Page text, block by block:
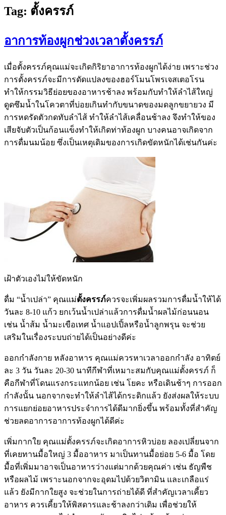
Tag: ตั้งครรภ์
อาการท้องผูกช่วงเวลาตั้งครรภ์
เมื่อตั้งครรภ์คุณแม่จะเกิดกิริยาอาการท้องผูกได้ง่าย เพราะช่วง
การตั้งครรภ์จะมีการดัดแปลงของฮอร์โมนโพรเจสเตอโรน
ทำให้กรรมวิธีย่อยของอาหารช้าลง พร้อมกับทำให้ลำไส้ใหญ่
ดูดซึมน้ำในโควตาที่บ่อยเกินทำกับขนาดของมดลูกขยายวง มี
การหดรัดตัวกดทับลำไส้ ทำให้ลำไส้เคลื่อนช้าลง จึงทำให้ของ
เสียจับตัวเป็นก้อนแข็งทำให้เกิดท่าท้องผูก บางคนอาจเกิดจาก
การดื่มนมน้อย ซึ่งเป็นเหตุเดิมของการเกิดขัดหนักได้เช่นกันค่ะ
เฝ้าตัวเองไม่ให้ขัดหนัก
ดื่ม “น้ำเปล่า” คุณแม่ตั้งครรภ์ควรจะเพิ่มผลรวมการดื่มน้ำให้ได้
วันละ 8-10 แก้ว ยกเว้นน้ำเปล่าแล้วการดื่มน้ำผลไม้ก่อนนอน
เช่น น้ำส้ม น้ำมะเขือเทศ น้ำแอปเปิ้ลหรือน้ำลูกพรุน จะช่วย
เสริมในเรื่องระบบถ่ายได้เป็นอย่างดีค่ะ
ออกกำลังกาย หลังอาหาร คุณแม่ควรหาเวลาออกกำลัง อาทิตย์
ละ 3 วัน วันละ 20-30 นาทีกีฬาที่เหมาะสมกับคุณแม่ตั้งครรภ์ ก็
คือกีฬาที่โดนแรงกระแทกน้อย เช่น โยคะ หรือเดินช้าๆ การออก
กำลังนั้น นอกจากจะทำให้ลำไส้ได้กระดิกแล้ว ยังส่งผลให้ระบบ
การแยกย่อยอาหารประจำการได้ดีมากยิ่งขึ้น พร้อมทั้งที่สำคัญ
ช่วยลดอาการอาการท้องผูกได้ดีค่ะ
เพิ่มกากใย คุณแม่ตั้งครรภ์จะเกิดอาการหิวบ่อย ลองเปลี่ยนจาก
ที่เคยทานมื้อใหญ่ 3 มื้ออาหาร มาเป็นทานมื้อย่อย 5-6 มื้อ โดย
มื้อที่เพิ่มมาอาจเป็นอาหารว่างแต่มากด้วยคุณค่า เช่น ธัญพืช
หรือผลไม้ เพราะนอกจากจะอุดมไปด้วยวิตามิน และเกลือแร่
แล้ว ยังมีกากใยสูง จะช่วยในการถ่ายได้ดี ที่สำคัญเวลาเคี้ยว
อาหาร ควรเคี้ยวให้พิสดารและช้าลงกว่าเดิม เพื่อช่วยให้